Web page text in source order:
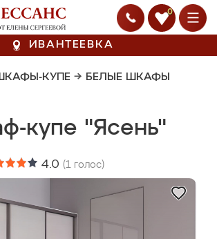
0
ИВАНТЕЕВКА
КУПЕ → БЕЛЫЕ ШКАФЫ
купе "Ясень"
4.0 (1 голос)